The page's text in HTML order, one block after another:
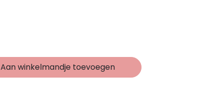
Aan winkelmandje toevoegen